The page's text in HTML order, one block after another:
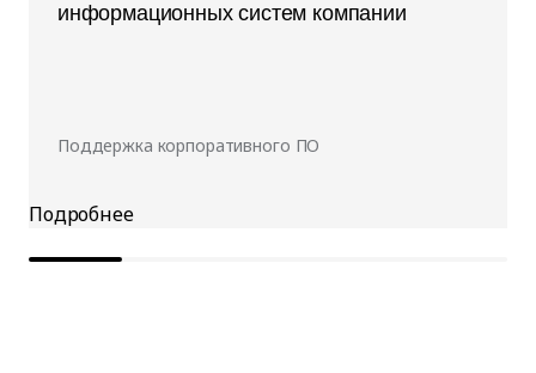
информационных систем компании
Поддержка корпоративного ПО